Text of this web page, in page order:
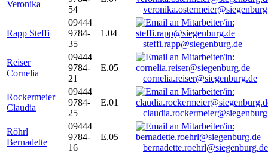
Veronika
54
Rapp Steffi
09444
9784-
35
1.04
steffi.rapp@siegenburg.de
Reiser
Cornelia
09444
9784-
21
E.05
cornelia.reiser@siegenburg.de
Rockermeier
Claudia
09444
9784-
25
E.01
Röhrl
Bernadette
09444
9784-
16
E.05
bernadette.roehrl@siegenburg.de